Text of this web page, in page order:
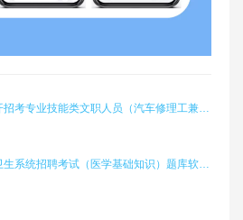
2026年火箭军面向社会公开招考专业技能类文职人员（汽车修理工兼驾驶员）题库软件题引力
2026年江西省吉安市医疗卫生系统招聘考试（医学基础知识）题库软件题引力